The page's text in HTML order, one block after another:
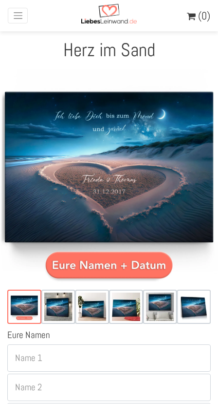
(0)
Herz im Sand
Eure Namen
Name 1
Name 2